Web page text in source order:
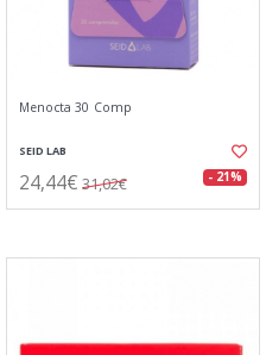
Menocta 30 Comp
SEID LAB
24,44€ 31,02€ - 21%